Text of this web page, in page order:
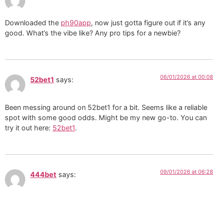
Downloaded the ph90app, now just gotta figure out if it’s any
good. What’s the vibe like? Any pro tips for a newbie?
52bet1 says: 06/01/2026 at 00:08
Been messing around on 52bet1 for a bit. Seems like a reliable
spot with some good odds. Might be my new go-to. You can
try it out here: 52bet1.
444bet says: 09/01/2026 at 06:28